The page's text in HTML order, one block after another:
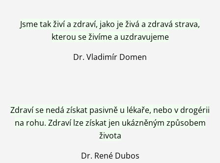
Jsme tak živí a zdraví, jako je živá a zdravá strava,
kterou se živíme a uzdravujeme
Dr. Vladimír Domen
Zdraví se nedá získat pasivně u lékaře, nebo v drogérii
na rohu. Zdraví lze získat jen ukázněným způsobem
života
Dr. René Dubos